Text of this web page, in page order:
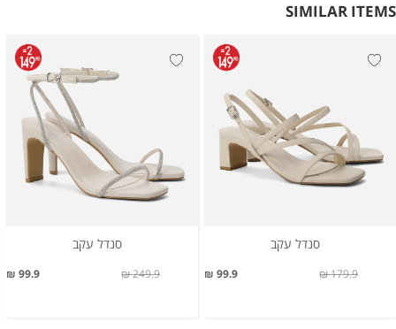
SIMILAR ITEMS
סנדל עקב
99.9 ₪ 179.9 ₪
סנדל עקב
99.9 ₪ 249.9 ₪